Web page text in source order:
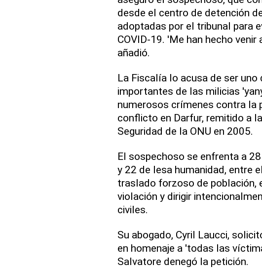
desde el centro de detención
adoptadas por el tribunal para
COVID-19. 'Me han hecho
añadió.
La Fiscalía lo acusa de ser
importantes de las milicias
numerosos crímenes contra la
conflicto en Darfur, remitido a
Seguridad de la ONU en 2005.
El sospechoso se enfrenta a
y 22 de lesa humanidad, entre
traslado forzoso de población,
violación y dirigir
civiles.
Su abogado, Cyril Laucci,
en homenaje a 'todas las
Salvatore denegó la petición.